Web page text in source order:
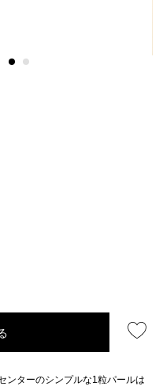
ンターのシンプルな1粒パールは